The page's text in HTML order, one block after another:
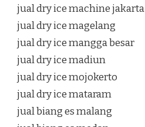
jual dry ice machine jakarta
jual dry ice magelang
jual dry ice mangga besar
jual dry ice madiun
jual dry ice mojokerto
jual dry ice mataram
jual biang es malang